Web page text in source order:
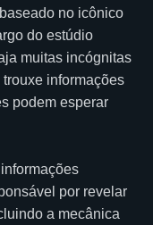
no icônico
do estúdio
muitas incógnitas
informações
podem esperar
por revelar
a mecânica